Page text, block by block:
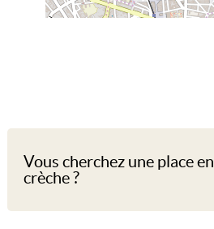
Vous cherchez une place en
crèche ?